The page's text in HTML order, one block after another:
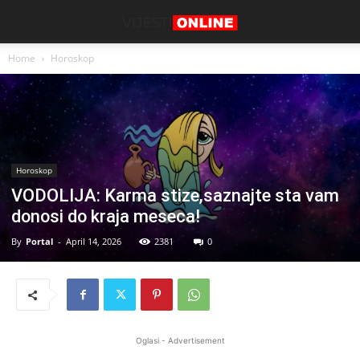
Home Horoskop
Horoskop
VODOLIJA: Karma stize,saznajte sta vam
donosi do kraja meseca!
By Portal - April 14, 2026 2381 0
Oglasi - Advertisement